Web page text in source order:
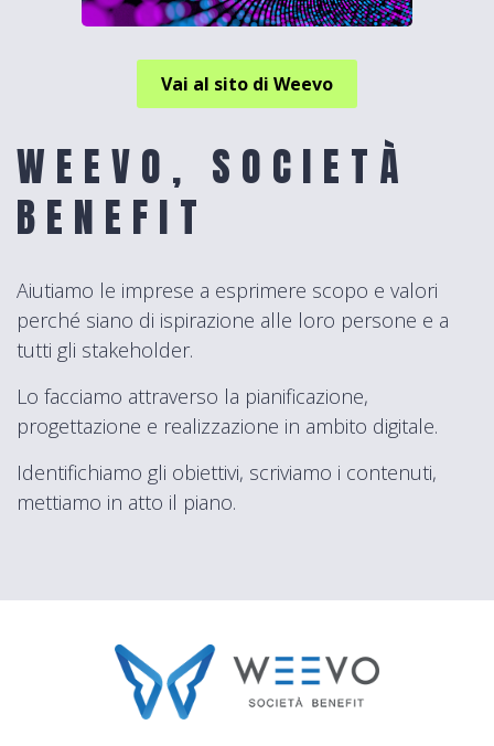
Vai al sito di Weevo
WEEVO, SOCIETÀ
BENEFIT
Aiutiamo le imprese a esprimere scopo e valori
perché siano di ispirazione alle loro persone e a
tutti gli stakeholder.
Lo facciamo attraverso la pianificazione,
progettazione e realizzazione in ambito digitale.
Identifichiamo gli obiettivi, scriviamo i contenuti,
mettiamo in atto il piano.